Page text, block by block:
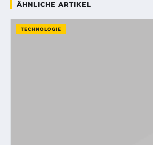
ÄHNLICHE ARTIKEL
TECHNOLOGIE